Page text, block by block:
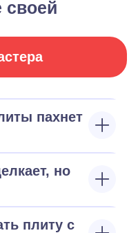
пахнет
но
плиту с